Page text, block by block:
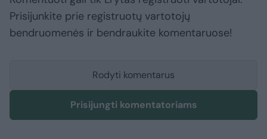
Prisijunkite prie registruotų vartotojų
bendruomenės ir bendraukite komentaruose!
Rodyti komentarus
Prisijungti komentatoriams